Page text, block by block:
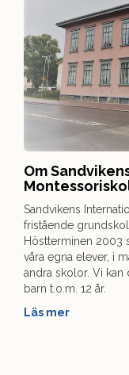
Om
Sandvikens
fristående
Höstterminen 2003
våra egna elever, i
andra skolor. Vi
barn t.o.m. 12 år.
Läs mer